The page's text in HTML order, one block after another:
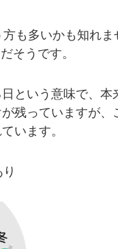
も多いかも知れ
そうです。
という意味で、
残っていますが
います。